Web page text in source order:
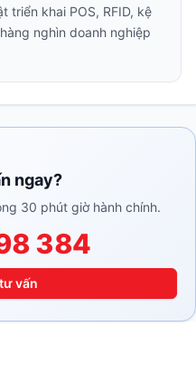
triển khai POS, RFID, kệ
nghìn doanh nghiệp
ngay?
30 phút giờ hành chính.
384
vấn